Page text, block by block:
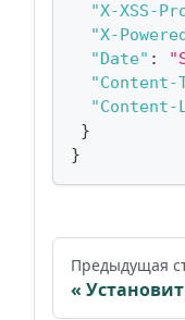
"X-XSS-
"X-
"Date" :
"Content-
"Content-
}
}
Предыдущая